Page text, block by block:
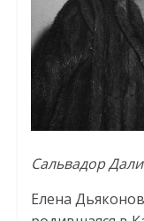
Сальвадор
Елена